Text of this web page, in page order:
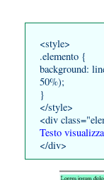
<style>
.elemento {
background:
50%);
}
</style>
<div
Testo
</div>